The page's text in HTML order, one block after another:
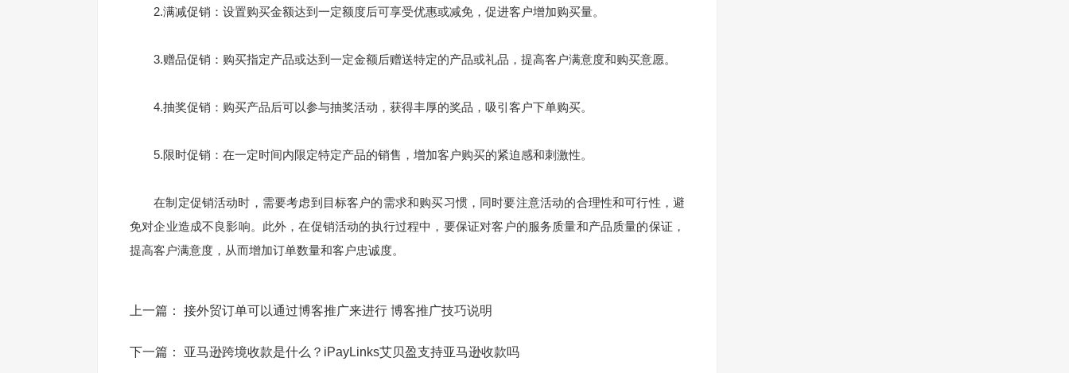
2.满减促销：设置购买金额达到一定额度后可享受优惠或减免，促进客户增加购买量。
3.赠品促销：购买指定产品或达到一定金额后赠送特定的产品或礼品，提高客户满意度和购买意愿。
4.抽奖促销：购买产品后可以参与抽奖活动，获得丰厚的奖品，吸引客户下单购买。
5.限时促销：在一定时间内限定特定产品的销售，增加客户购买的紧迫感和刺激性。
在制定促销活动时，需要考虑到目标客户的需求和购买习惯，同时要注意活动的合理性和可行性，避
免对企业造成不良影响。此外，在促销活动的执行过程中，要保证对客户的服务质量和产品质量的保证，
提高客户满意度，从而增加订单数量和客户忠诚度。
上一篇： 接外贸订单可以通过博客推广来进行 博客推广技巧说明
下一篇： 亚马逊跨境收款是什么？iPayLinks艾贝盈支持亚马逊收款吗